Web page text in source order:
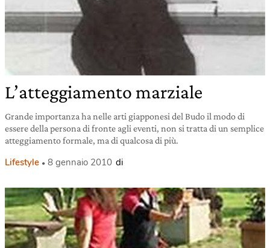
L’atteggiamento marziale
Grande importanza ha nelle arti giapponesi del Budo il modo di
essere della persona di fronte agli eventi, non si tratta di un semplice
atteggiamento formale, ma di qualcosa di più.
Lifestyle 8 gennaio 2010 di